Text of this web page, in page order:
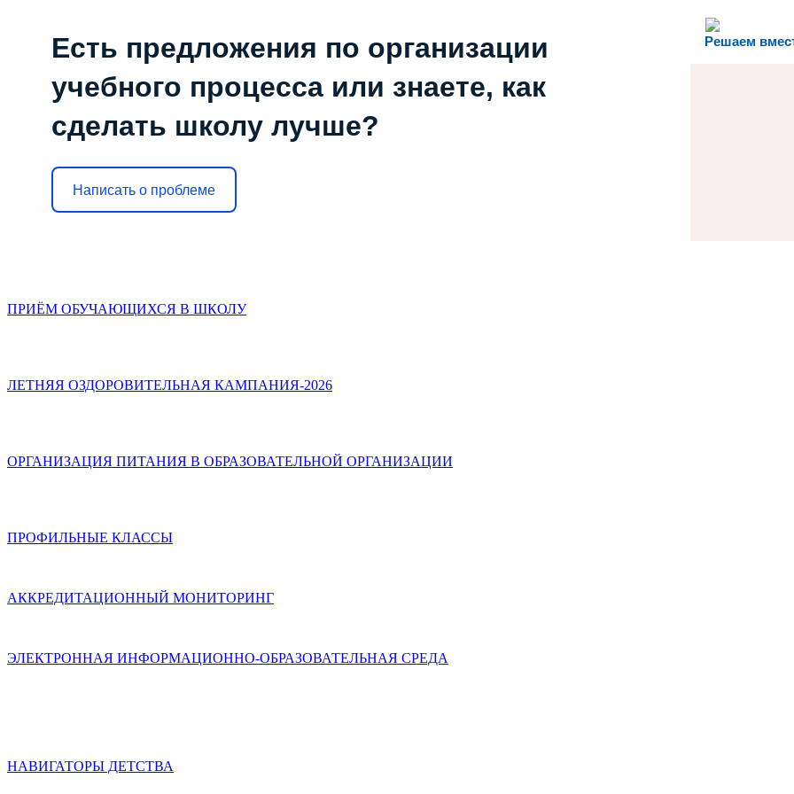
Решаем
Есть предложения по организации
учебного процесса или знаете, как
сделать школу лучше?
Написать о проблеме
ПРИЁМ ОБУЧАЮЩИХСЯ В ШКОЛУ
ЛЕТНЯЯ ОЗДОРОВИТЕЛЬНАЯ КАМПАНИЯ-2026
ОРГАНИЗАЦИЯ ПИТАНИЯ В ОБРАЗОВАТЕЛЬНОЙ ОРГАНИЗАЦИИ
ПРОФИЛЬНЫЕ КЛАССЫ
АККРЕДИТАЦИОННЫЙ МОНИТОРИНГ
ЭЛЕКТРОННАЯ ИНФОРМАЦИОННО-ОБРАЗОВАТЕЛЬНАЯ СРЕДА
НАВИГАТОРЫ ДЕТСТВА